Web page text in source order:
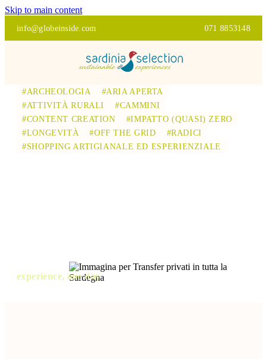
Skip to main content
info@globeinside.com 071 8853148
#ARCHEOLOGIA
#ARIA APERTA
#ATTIVITÀ RURALI
#CAMMINI
#CONTENT CREATION
#IMPATTO (QUASI) ZERO
#LONGEVITÀ
#OFF THE GRID
#RADICI
#SHOPPING ARTIGIANALE ED ESPERIENZIALE
experience, one day